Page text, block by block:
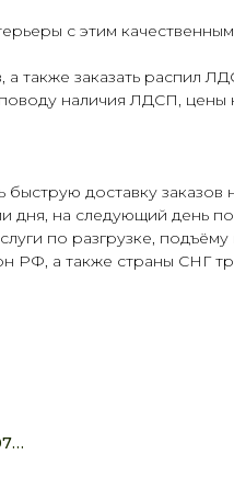
с этим
также заказать распил
наличия ЛДСП, цены
доставку
дня, на следующий день
по разгрузке,
РФ, а также страны СНГ